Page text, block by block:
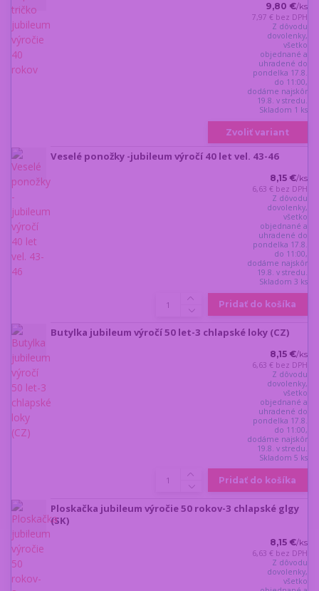
9,80 €/ks
7,97 € bez DPH
Z dôvodu
dovolenky,
všetko
objednané a
uhradené do
pondelka 17.8.
do 11:00,
dodáme najskôr
19.8. v stredu.
Skladom 1 ks
Zvoliť variant
Veselé ponožky -jubileum výročí 40 let vel. 43-46
8,15 €/ks
6,63 € bez DPH
Z dôvodu
dovolenky,
všetko
objednané a
uhradené do
pondelka 17.8.
do 11:00,
dodáme najskôr
19.8. v stredu.
Skladom 3 ks
Pridať do košíka
Butylka jubileum výročí 50 let-3 chlapské loky (CZ)
8,15 €/ks
6,63 € bez DPH
Z dôvodu
dovolenky,
všetko
objednané a
uhradené do
pondelka 17.8.
do 11:00,
dodáme najskôr
19.8. v stredu.
Skladom 5 ks
Pridať do košíka
Ploskačka jubileum výročie 50 rokov-3 chlapské glgy
(SK)
8,15 €/ks
6,63 € bez DPH
Z dôvodu
dovolenky,
všetko